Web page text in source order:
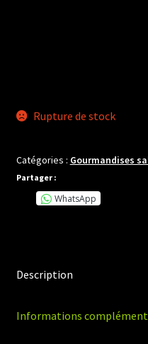
Rupture de stock
Catégories : Gourmandises
Partager :
WhatsApp
Description
Informations